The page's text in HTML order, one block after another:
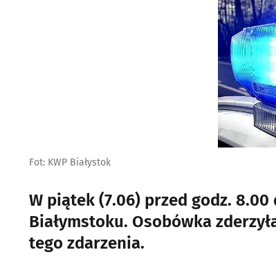
Fot: KWP Białystok
W piątek (7.06) przed godz.
Białymstoku. Osobówka
tego zdarzenia.